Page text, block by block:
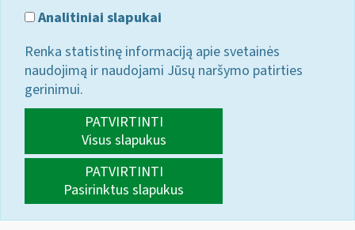
Analitiniai slapukai
Renka statistinę informaciją apie svetainės
naudojimą ir naudojami Jūsų naršymo patirties
gerinimui.
PATVIRTINTI
Visus slapukus
PATVIRTINTI
Pasirinktus slapukus